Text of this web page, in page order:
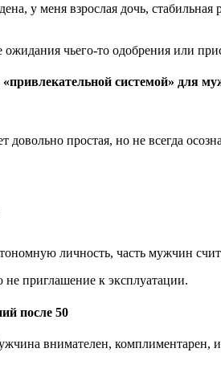
у меня взрослая дочь,
чьего-то одобрения или
системой» для
довольно простая, но не всегда
личность, часть мужчин
приглашение к эксплуатации.
после 50
внимателен,